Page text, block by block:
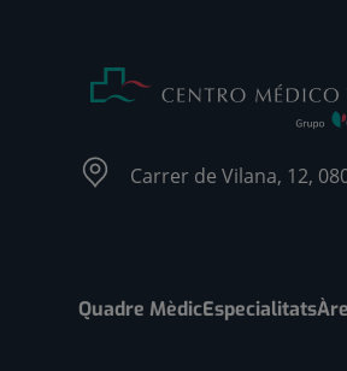
Carrer de Vilana, 12,
Quadre MèdicEspecialitats